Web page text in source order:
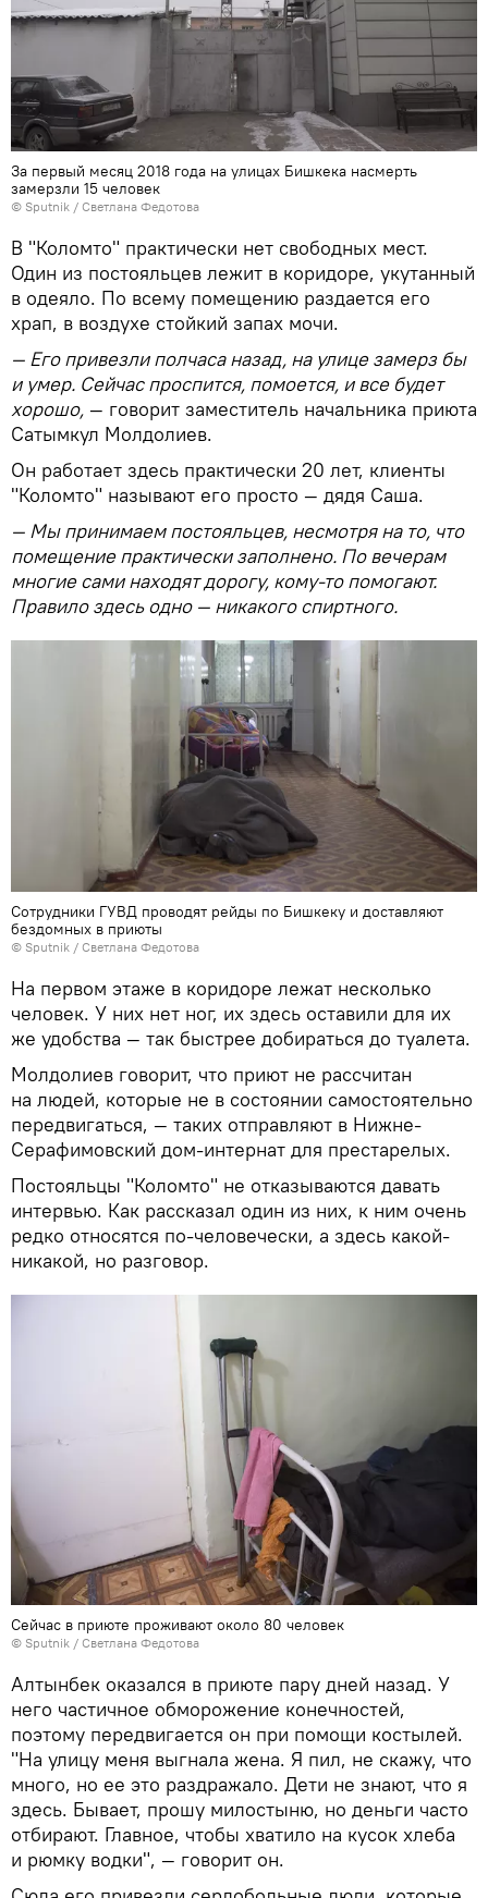
За первый месяц 2018 года на улицах Бишкека насмерть
замерзли 15 человек
© Sputnik / Светлана Федотова
В "Коломто" практически нет свободных мест.
Один из постояльцев лежит в коридоре, укутанный
в одеяло. По всему помещению раздается его
храп, в воздухе стойкий запах мочи.
— Его привезли полчаса назад, на улице замерз бы
и умер. Сейчас проспится, помоется, и все будет
хорошо, — говорит заместитель начальника приюта
Сатымкул Молдолиев.
Он работает здесь практически 20 лет, клиенты
"Коломто" называют его просто — дядя Саша.
— Мы принимаем постояльцев, несмотря на то, что
помещение практически заполнено. По вечерам
многие сами находят дорогу, кому-то помогают.
Правило здесь одно — никакого спиртного.
Сотрудники ГУВД проводят рейды по Бишкеку и доставляют
бездомных в приюты
© Sputnik / Светлана Федотова
На первом этаже в коридоре лежат несколько
человек. У них нет ног, их здесь оставили для их
же удобства — так быстрее добираться до туалета.
Молдолиев говорит, что приют не рассчитан
на людей, которые не в состоянии самостоятельно
передвигаться, — таких отправляют в Нижне-
Серафимовский дом-интернат для престарелых.
Постояльцы "Коломто" не отказываются давать
интервью. Как рассказал один из них, к ним очень
редко относятся по-человечески, а здесь какой-
никакой, но разговор.
Сейчас в приюте проживают около 80 человек
© Sputnik / Светлана Федотова
Алтынбек оказался в приюте пару дней назад. У
него частичное обморожение конечностей,
поэтому передвигается он при помощи костылей.
"На улицу меня выгнала жена. Я пил, не скажу, что
много, но ее это раздражало. Дети не знают, что я
здесь. Бывает, прошу милостыню, но деньги часто
отбирают. Главное, чтобы хватило на кусок хлеба
и рюмку водки", — говорит он.